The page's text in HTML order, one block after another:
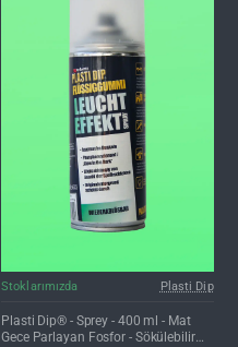
İNDIRIM'DE
Stoklarımızda Plasti Dip
Plasti Dip® - Sprey - 400 ml - Mat
Gece Parlayan Fosfor - Sökülebilir